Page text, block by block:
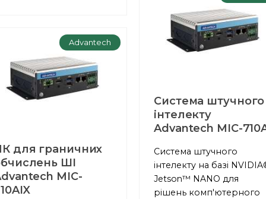
Система штучного
інтелекту
Advantech MIC-
Система штучного
інтелекту на базі
Jetson™ NANO для
рішень комп'ютерного
Advantech
для граничних
ШІ
MIC-